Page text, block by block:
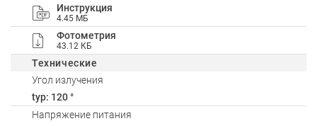
Инструкция
4.45 МБ
Фотометрия
43.12 КБ
Технические
Угол излучения
typ: 120 °
Напряжение питания